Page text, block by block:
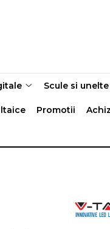
Scule si
Promotii